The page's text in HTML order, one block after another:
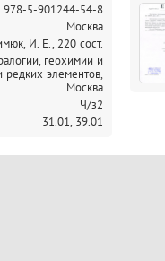
978-5-901244-54-8
Москва
И. Е., 220 сост.
геохимии и
редких элементов,
Москва
Ч/з2
31.01, 39.01